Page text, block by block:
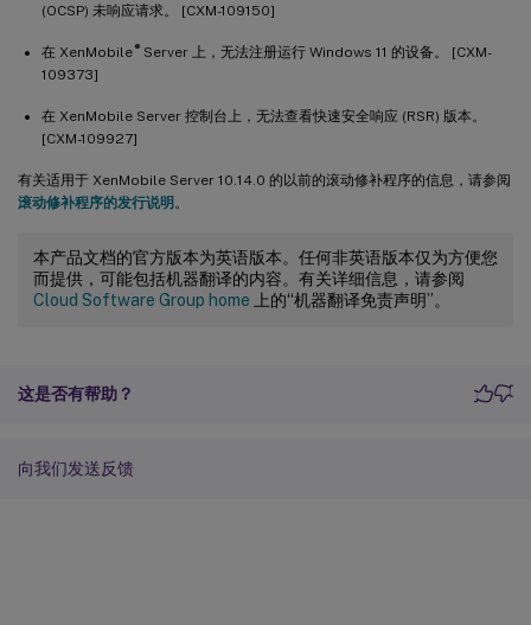
(OCSP) 未响应请求。 [CXM-109150]
在 XenMobile ®Server 上，无法注册运行 Windows 11 的设备。 [CXM-
109373]
在 XenMobile Server 控制台上，无法查看快速安全响应 (RSR) 版本。
[CXM-109927]
有关适用于 XenMobile Server 10.14.0 的以前的滚动修补程序的信息，请参阅
滚动修补程序的发行说明 。
本产品文档的官方版本为英语版本。任何非英语版本仅为方便您
而提供，可能包括机器翻译的内容。有关详细信息，请参阅
Cloud Software Group home 上的“机器翻译免责声明”。
这是否有帮助？
向我们发送反馈